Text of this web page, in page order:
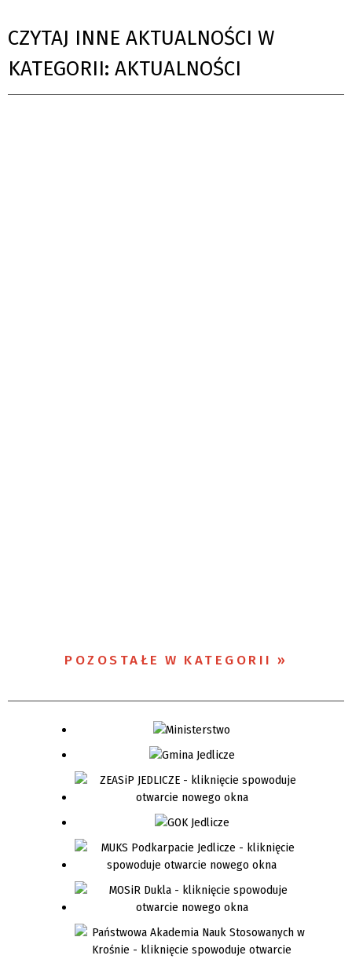
CZYTAJ INNE AKTUALNOŚCI W
KATEGORII: AKTUALNOŚCI
POZOSTAŁE W KATEGORII